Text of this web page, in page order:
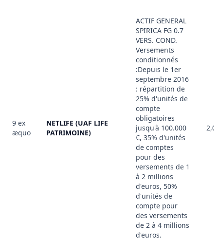
9 ex
æquo
NETLIFE (UAF LIFE
PATRIMOINE)
ACTIF GENERAL
SPIRICA FG 0.7
VERS. COND.
Versements
conditionnés
:Depuis le 1er
septembre 2016
: répartition de
25% d'unités de
compte
obligatoires
jusqu'à 100.000
€, 35% d'unités
de comptes
pour des
versements de 1
à 2 millions
d'euros, 50%
d'unités de
compte pour
des versements
de 2 à 4 millions
d'euros.